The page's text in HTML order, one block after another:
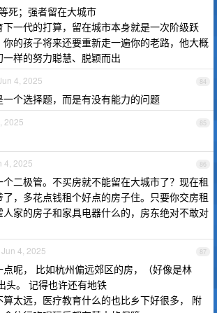
死；强者留在大城市
一代的打算，留在城市本身就是一次阶级跃
的孩子将来还要重新走一遍你的老路，他大概
样的努力聪慧、脱颖而出
84
4, 2025
个选择题，而是有没有能力的问题
85
2025
86
4, 2025
个二极管。不买房就不能留在大城市了？现在租
了，多花点钱租个好点的房子住。只要你交房租
家的房子和家具电器什么的，房东绝对不敢对
87
Jun 4, 2025
呢， 比如杭州偏远郊区的房，（好像是林
头。 记得也许还有地铁
太远，医疗教育什么的也比乡下好很多， 附